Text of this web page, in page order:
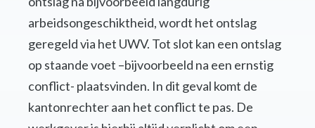
arbeidsongeschiktheid, wordt het ontslag
geregeld via het UWV. Tot slot kan een ontslag
op staande voet –bijvoorbeeld na een ernstig
conflict- plaatsvinden. In dit geval komt de
kantonrechter aan het conflict te pas. De